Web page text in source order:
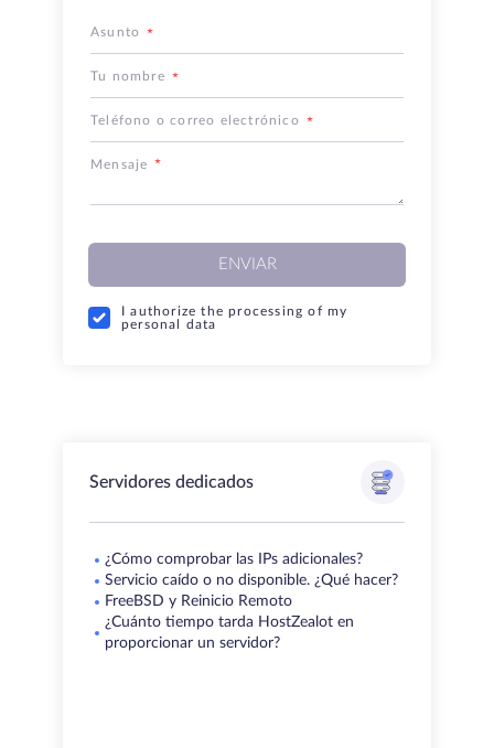
Asunto
Tu nombre
Teléfono o correo electrónico
Mensaje
ENVIAR
I authorize the processing of my
personal data
Servidores dedicados
¿Cómo comprobar las IPs adicionales?
Servicio caído o no disponible. ¿Qué hacer?
FreeBSD y Reinicio Remoto
¿Cuánto tiempo tarda HostZealot en
proporcionar un servidor?